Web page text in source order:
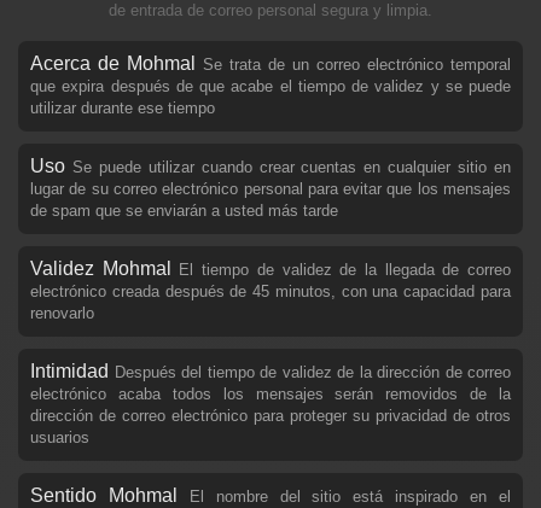
de entrada de correo personal segura y limpia.
Acerca de Mohmal
Se trata de un correo electrónico temporal
que expira después de que acabe el tiempo de validez y se puede
utilizar durante ese tiempo
Uso Se puede utilizar cuando crear cuentas en cualquier sitio en
lugar de su correo electrónico personal para evitar que los mensajes
de spam que se enviarán a usted más tarde
Validez Mohmal
El tiempo de validez de la llegada de correo
electrónico creada después de 45 minutos, con una capacidad para
renovarlo
Intimidad Después del tiempo de validez de la dirección de correo
electrónico acaba todos los mensajes serán removidos de la
dirección de correo electrónico para proteger su privacidad de otros
usuarios
Sentido Mohmal
El nombre del sitio está inspirado en el